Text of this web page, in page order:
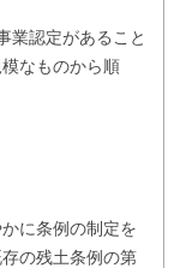
業認定があること
なものから順
に条例の制定を
の残土条例の第